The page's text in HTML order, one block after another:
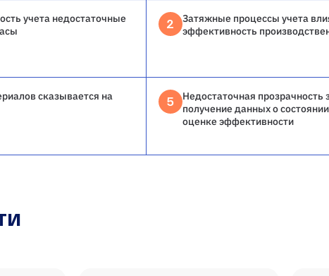
учета недостаточные
2
Затяжные процессы учета
эффективность
сказывается на
5
Недостаточная прозрачность
получение данных о
оценке эффективности